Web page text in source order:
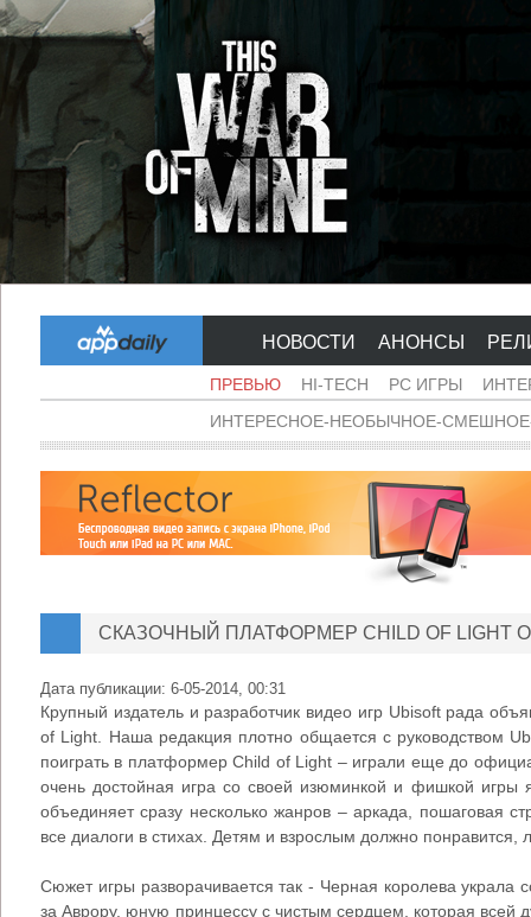
НОВОСТИ АНОНСЫ
ПРЕВЬЮ HI-TECH PC ИГРЫ
ИНТЕРЕСНОЕ-НЕОБЫЧНОЕ-
СКАЗОЧНЫЙ ПЛАТФОРМЕР CHILD OF LIGHT
Дата публикации: 6-05-2014, 00:31
Крупный издатель и разработчик видео игр Ubisoft рада
of Light. Наша редакция плотно общается с руководством
поиграть в платформер Child of Light – играли еще до
очень достойная игра со своей изюминкой и фишкой игры
объединяет сразу несколько жанров – аркада, пошаговая
все диалоги в стихах. Детям и взрослым должно понравится,
Сюжет игры разворачивается так - Черная королева украла
за Аврору, юную принцессу с чистым сердцем, которая всей